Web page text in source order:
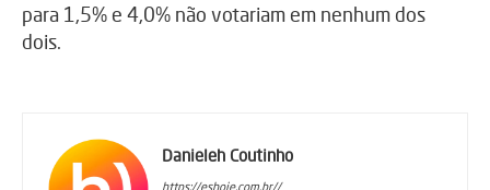
para 1,5% e 4,0% não votariam em nenhum dos
dois.
Danieleh Coutinho
https://eshoje.com.br//